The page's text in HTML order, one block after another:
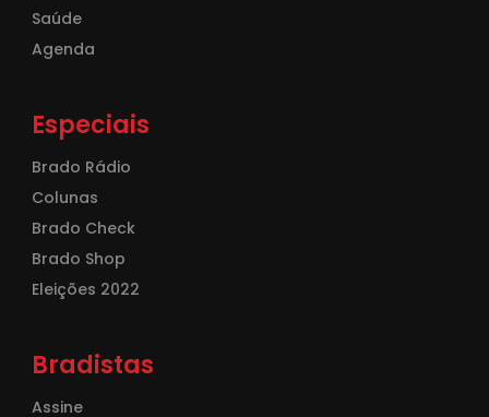
Saúde
Agenda
Especiais
Brado Rádio
Colunas
Brado Check
Brado Shop
Eleições 2022
Bradistas
Assine